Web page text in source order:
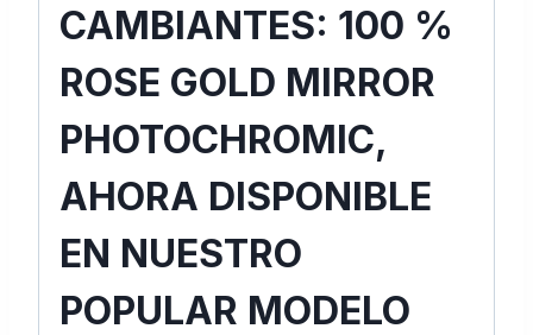
CAMBIANTES: 100 %
ROSE GOLD MIRROR
PHOTOCHROMIC,
AHORA DISPONIBLE
EN NUESTRO
POPULAR MODELO